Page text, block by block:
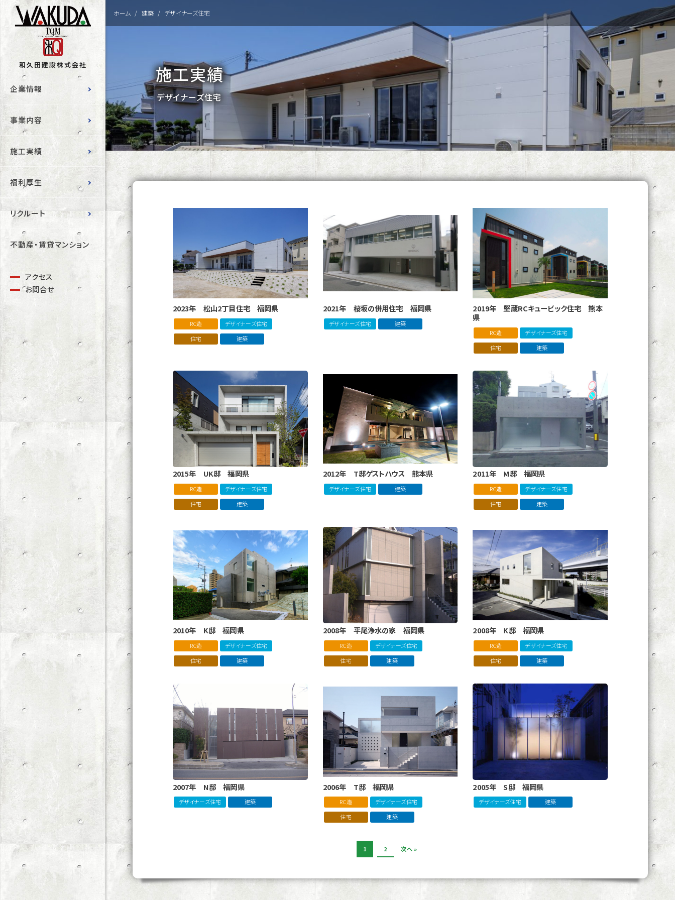
和久田建設株式会社
企業情報
事業内容
施工実績
福利厚生
リクルート
不動産・賃貸マンション
アクセス
お問合せ
ホーム 建築 デザイナーズ住宅
施工実績
デザイナーズ住宅
2023年 松山2丁目住宅 福岡県
RC造
デザイナーズ住宅
住宅
建築
2021年 桜坂の併用住宅 福岡県
デザイナーズ住宅 建築
2019年 堅蔵RCキュービック住宅 熊本
県
RC造
デザイナーズ住宅
住宅
建築
2015年 UK邸 福岡県
RC造
デザイナーズ住宅
住宅
建築
2012年 T邸ゲストハウス 熊本県
デザイナーズ住宅 建築
2011年 M邸 福岡県
RC造
デザイナーズ住宅
住宅
建築
2010年 K邸 福岡県
RC造
デザイナーズ住宅
住宅
建築
2008年 平尾浄水の家 福岡県
RC造
デザイナーズ住宅
住宅
建築
2008年 K邸 福岡県
RC造
デザイナーズ住宅
住宅
建築
2007年 N邸 福岡県
デザイナーズ住宅 建築
2006年 T邸 福岡県
RC造
デザイナーズ住宅
住宅
建築
2005年 S邸 福岡県
デザイナーズ住宅 建築
1 2 次へ »